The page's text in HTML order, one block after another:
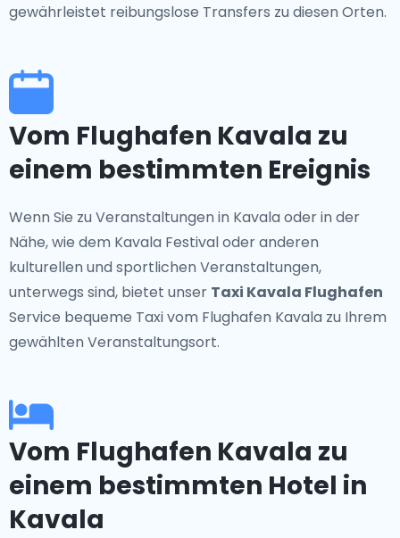
gewährleistet reibungslose Transfers zu diesen Orten.
Vom Flughafen Kavala zu
einem bestimmten Ereignis
Wenn Sie zu Veranstaltungen in Kavala oder in der
Nähe, wie dem Kavala Festival oder anderen
kulturellen und sportlichen Veranstaltungen,
unterwegs sind, bietet unser Taxi Kavala Flughafen
Service bequeme Taxi vom Flughafen Kavala zu Ihrem
gewählten Veranstaltungsort.
Vom Flughafen Kavala zu
einem bestimmten Hotel in
Kavala